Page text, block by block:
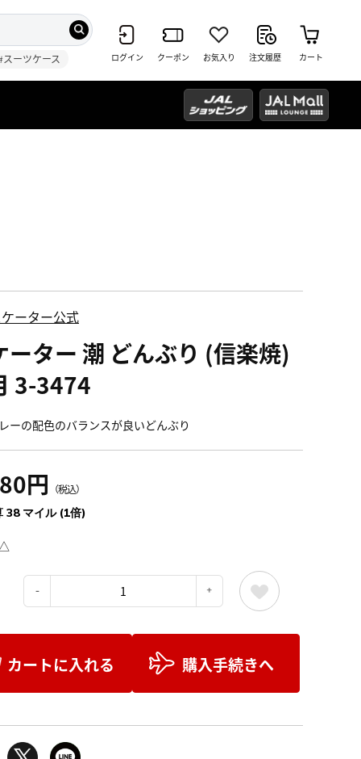
スーツケース ログイン クーポン お気入り 注文履歴 カート
ーター公式
ーター 潮 どんぶり (信楽焼)
3-3474
ーの配色のバランスが良いどんぶり
円 （税込）
38 マイル (1倍)
カートに入れる 購入手続きへ